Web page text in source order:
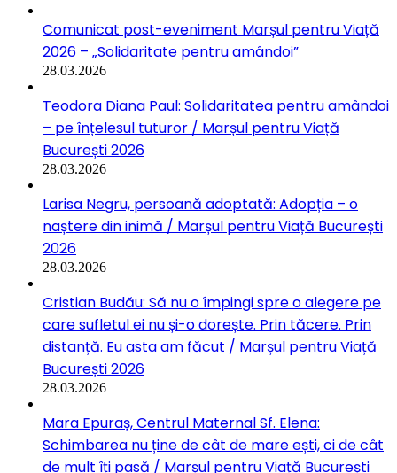
Comunicat post-eveniment Marșul pentru Viață
2026 – „Solidaritate pentru amândoi”
28.03.2026
Teodora Diana Paul: Solidaritatea pentru amândoi
– pe înțelesul tuturor / Marșul pentru Viață
București 2026
28.03.2026
Larisa Negru, persoană adoptată: Adopția – o
naștere din inimă / Marșul pentru Viață București
2026
28.03.2026
Cristian Budău: Să nu o împingi spre o alegere pe
care sufletul ei nu și-o dorește. Prin tăcere. Prin
distanță. Eu asta am făcut / Marșul pentru Viață
București 2026
28.03.2026
Mara Epuraș, Centrul Maternal Sf. Elena:
Schimbarea nu ține de cât de mare ești, ci de cât
de mult îți pasă / Marșul pentru Viață București